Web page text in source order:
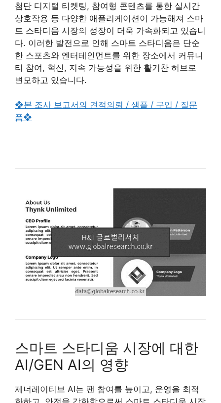
첨단 디지털 티켓팅, 참여형 콘텐츠를 통한 실시간
상호작용 등 다양한 애플리케이션이 가능해져 스마
트 스타디움 시장의 성장이 더욱 가속화되고 있습니
다. 이러한 발전으로 인해 스마트 스타디움은 단순
한 스포츠와 엔터테인먼트를 위한 장소에서 커뮤니
티 참여, 혁신, 지속 가능성을 위한 활기찬 허브로
변모하고 있습니다.
❖본 조사 보고서의 견적의뢰 / 샘플 / 구입 / 질문
폼❖
스마트 스타디움 시장에 대한
AI/GEN AI의 영향
제너레이티브 AI는 팬 참여를 높이고, 운영을 최적